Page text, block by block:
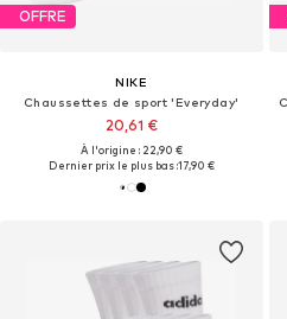
OFFRE
NIKE
Chaussettes de sport 'Everyday'
20,61 €
À l'origine : 22,90 €
Dernier prix le plus bas :17,90 €